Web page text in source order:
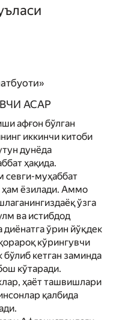
АСАР
афғон бўлган
иккинчи китоби
дунё­да
ҳақида.
севги-муҳаббат
ҳам ёзилади. Аммо
ўзга
ва истибдод
ўрин йўқдек
кўрингувчи
кетган заминда
кўтаради.
ҳаёт ташвишлари
қалбида